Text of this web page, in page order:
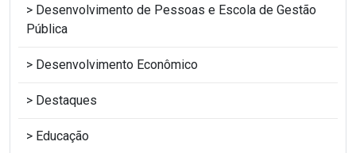
Desenvolvimento de Pessoas e Escola de Gestão
Pública
Desenvolvimento Econômico
Destaques
Educação